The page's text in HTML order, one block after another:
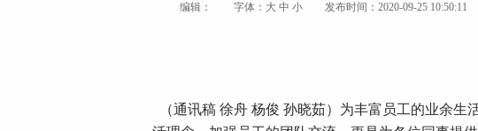
编辑： 字体： 大 中 小 发布时间：2020-09-25 10:50:11
（通讯稿 徐舟 杨俊 孙晓茹）为丰富员工的业余生